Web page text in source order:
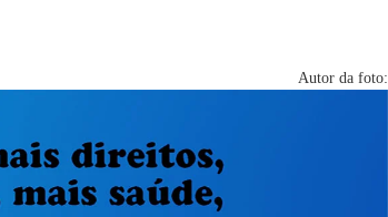
Autor da foto: